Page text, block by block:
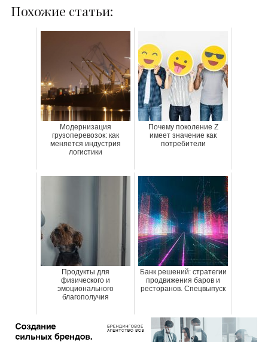
Похожие статьи:
Модернизация
грузоперевозок: как
меняется индустрия
логистики
Почему поколение Z
имеет значение как
потребители
Продукты для
физического и
эмоционального
благополучия
Банк решений: стратегии
продвижения баров и
ресторанов. Спецвыпуск